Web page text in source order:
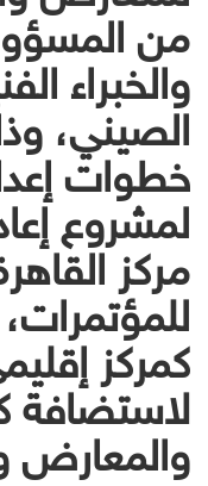
من
والخبراء
الصيني،
خطوات
لمشروع
مركز
كمركز
لاستضافة
والمعارض